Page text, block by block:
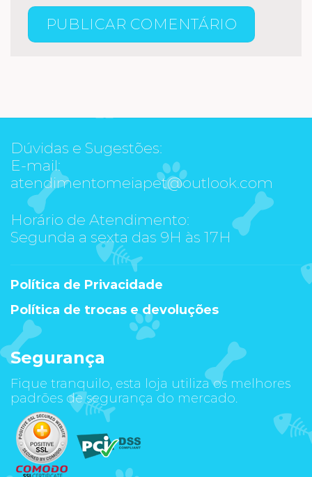
Dúvidas e Sugestões:
E-mail:
atendimentomeiapet@outlook.com
Horário de Atendimento:
Segunda a sexta das 9H às 17H
Política de Privacidade
Política de trocas e devoluções
Segurança
Fique tranquilo, esta loja utiliza os melhores
padrões de segurança do mercado.